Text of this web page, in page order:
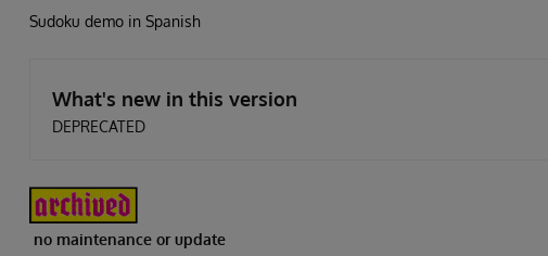
Sudoku demo in Spanish
What's new in this version
DEPRECATED
no maintenance or update